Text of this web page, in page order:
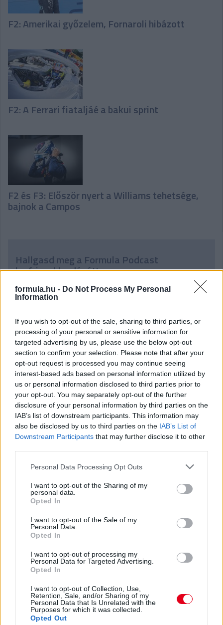
formula.hu - Do Not Process My Personal
Information
If you wish to opt-out of the sale, sharing to third parties, or
processing of your personal or sensitive information for
targeted advertising by us, please use the below opt-out
section to confirm your selection. Please note that after your
opt-out request is processed you may continue seeing
interest-based ads based on personal information utilized by
us or personal information disclosed to third parties prior to
your opt-out. You may separately opt-out of the further
disclosure of your personal information by third parties on the
IAB’s list of downstream participants. This information may
also be disclosed by us to third parties on the IAB’s List of
Downstream Participants that may further disclose it to other
Please note that this website/app uses one or more Google
not limited to your visit or usage behaviour. You may click to
grant or deny consent to Google and its third-party tags to
use your data for below specified purposes in below Google
consent section.
Personal Data Processing Opt Outs
I want to opt-out of the Sharing of my
personal data.
Opted In
I want to opt-out of the Sale of my
Personal Data.
Opted In
I want to opt-out of processing my
Personal Data for Targeted Advertising.
Opted In
I want to opt-out of Collection, Use,
Retention, Sale, and/or Sharing of my
Personal Data that Is Unrelated with the
Purposes for which it was collected.
Opted Out
F2: Amerikai győzelem, Fornaroli hibázott
F2: A Ferrari fiataljáé a bakui sprint
F2 és F3: Először nyert a Williams tehetsége,
bajnok a Campos
Hallgasd meg a Formula Podcast
legfrissebb adását!
Kövess minket a Facebookon
Parc Fermé
4 órája
Domenicali: Több sprint lesz az F1-ben – de nem
mindenhol